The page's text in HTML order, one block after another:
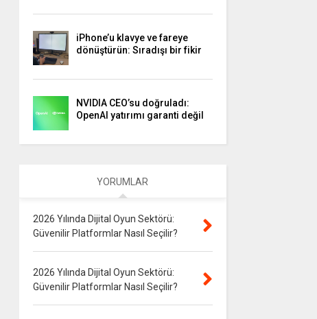
iPhone’u klavye ve fareye
dönüştürün: Sıradışı bir fikir
NVIDIA CEO’su doğruladı:
OpenAI yatırımı garanti değil
YORUMLAR
2026 Yılında Dijital Oyun Sektörü:
Güvenilir Platformlar Nasıl Seçilir?
2026 Yılında Dijital Oyun Sektörü:
Güvenilir Platformlar Nasıl Seçilir?